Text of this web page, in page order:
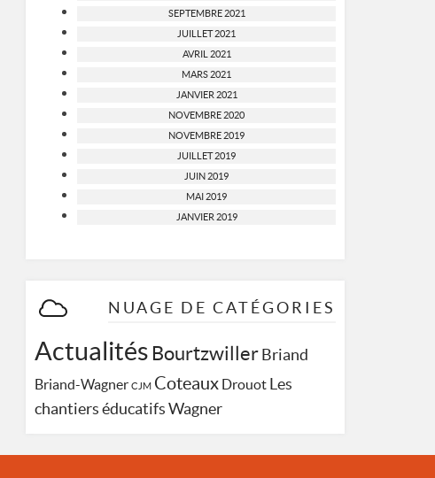
SEPTEMBRE 2021
JUILLET 2021
AVRIL 2021
MARS 2021
JANVIER 2021
NOVEMBRE 2020
NOVEMBRE 2019
JUILLET 2019
JUIN 2019
MAI 2019
JANVIER 2019
NUAGE DE CATÉGORIES
Actualités Bourtzwiller Briand
Briand-Wagner CJM Coteaux Drouot Les
chantiers éducatifs Wagner